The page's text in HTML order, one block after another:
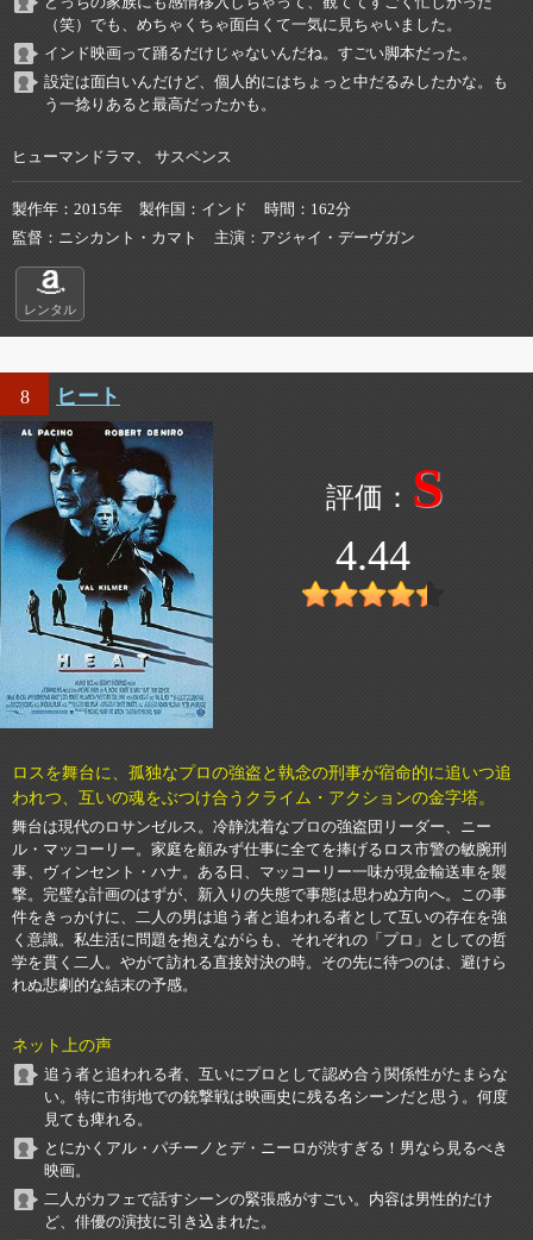
（笑）でも、めちゃくちゃ面白くて一気に見ちゃいました。
インド映画って踊るだけじゃないんだね。すごい脚本だった。
設定は面白いんだけど、個人的にはちょっと中だるみしたかな。も
う一捻りあると最高だったかも。
ヒューマンドラマ、 サスペンス
製作年 2015年 製作国 インド 時間
162分
監督
ニシカント・カマト 主演 アジャイ・デーヴガン
レンタル
8 ヒート
S
4.44
ロスを舞台に、孤独なプロの強盗と執念の刑事が宿命的に追いつ追
われつ、互いの魂をぶつけ合うクライム・アクションの金字塔。
舞台は現代のロサンゼルス。冷静沈着なプロの強盗団リーダー、ニー
ル・マッコーリー。家庭を顧みず仕事に全てを捧げるロス市警の敏腕刑
事、ヴィンセント・ハナ。ある日、マッコーリー一味が現金輸送車を襲
撃。完璧な計画のはずが、新入りの失態で事態は思わぬ方向へ。この事
件をきっかけに、二人の男は追う者と追われる者として互いの存在を強
く意識。私生活に問題を抱えながらも、それぞれの「プロ」としての哲
学を貫く二人。やがて訪れる直接対決の時。その先に待つのは、避けら
れぬ悲劇的な結末の予感。
ネット上の声
追う者と追われる者、互いにプロとして認め合う関係性がたまらな
い。特に市街地での銃撃戦は映画史に残る名シーンだと思う。何度
見ても痺れる。
とにかくアル・パチーノとデ・ニーロが渋すぎる！男なら見るべき
映画。
二人がカフェで話すシーンの緊張感がすごい。内容は男性的だけ
ど、俳優の演技に引き込まれた。